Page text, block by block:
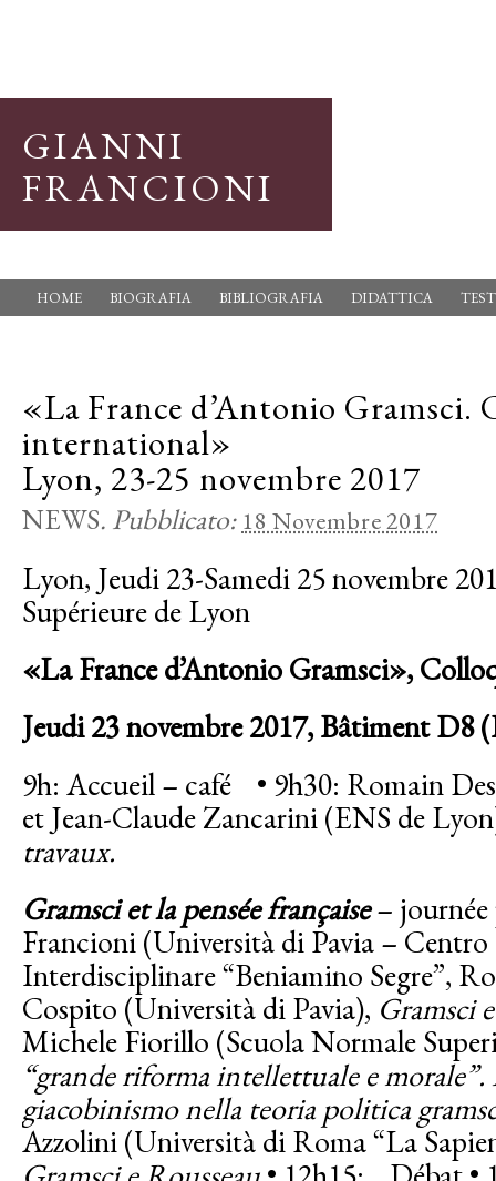
GIANNI
FRANCIONI
HOME BIOGRAFIA BIBLIOGRAFIA DIDATTICA
«La France d’Antonio Gramsci.
international»
Lyon, 23-25 novembre 2017
NEWS. Pubblicato: 18 Novembre 2017
Lyon, Jeudi 23-Samedi 25 novembre
Supérieure de Lyon
«La France d’Antonio Gramsci»,
Jeudi 23 novembre 2017,Bâtiment D8
9h: Accueil – café • 9h30: Romain
et Jean-Claude Zancarini (ENS de
travaux.
Gramsci et la pensée française–
Francioni(Università di Pavia –
Interdisciplinare “Beniamino Segre”,
Cospito (Università di Pavia), Gramsci
Michele Fiorillo (Scuola Normale
“grande riforma intellettuale e
giacobinismo nella teoria politica
Azzolini (Università di Roma “La